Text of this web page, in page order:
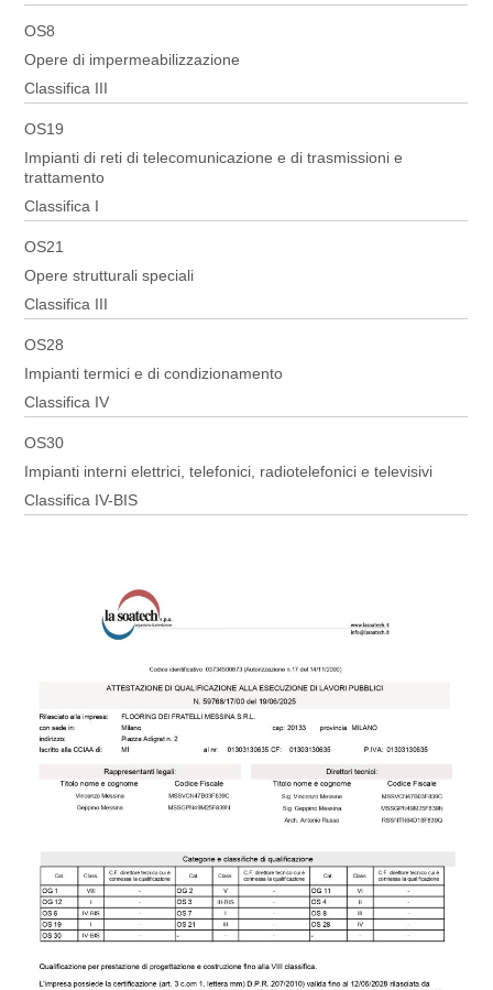
OS8
Opere di impermeabilizzazione
Classifica III
OS19
Impianti di reti di telecomunicazione e di trasmissioni e
trattamento
Classifica I
OS21
Opere strutturali speciali
Classifica III
OS28
Impianti termici e di condizionamento
Classifica IV
OS30
Impianti interni elettrici, telefonici, radiotelefonici e televisivi
Classifica IV-BIS